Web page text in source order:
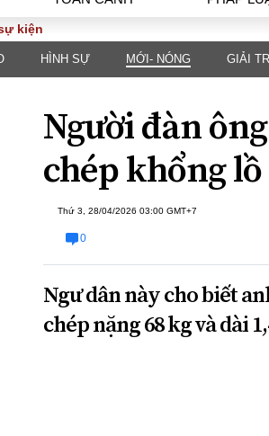
TOÀN CẢNH
Chính sách
Đối thoại
luật
Góc
Hồ sơ
Tiếng
kiện
HÌNH SỰ MỚI- NÓNG GIẢI
Người đàn
chép khổng
Thứ 3, 28/04/2026 03:00 GMT+7
0
Ngư dân này cho biết
chép nặng 68 kg và dài